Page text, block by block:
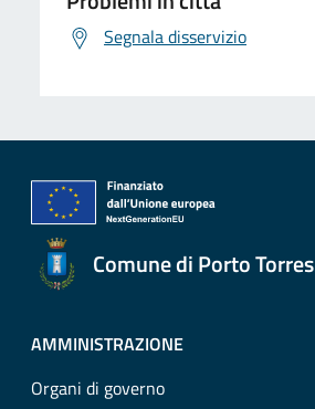
Segnala disservizio
Comune di Porto Torres
AMMINISTRAZIONE
Organi di governo